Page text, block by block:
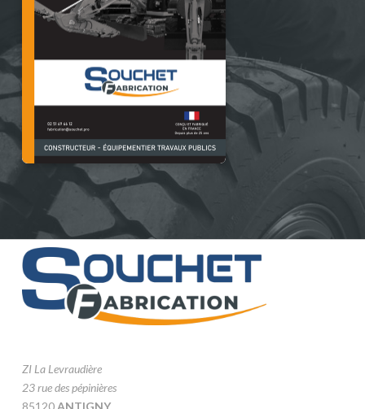
ZI La Levraudière
23 rue des pépinières
85120 ANTIGNY